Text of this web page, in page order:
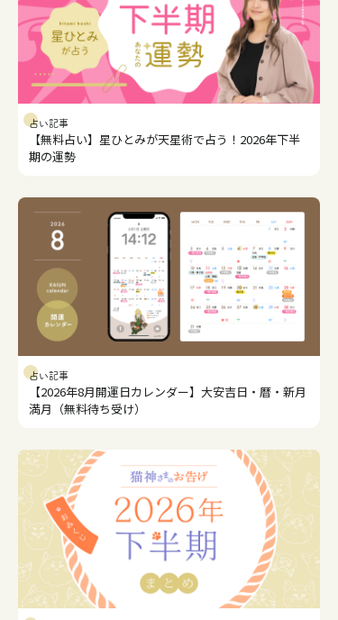
占い記事
【無料占い】星ひとみが天星術で占う！2026年下半
期の運勢
占い記事
【2026年8月開運日カレンダー】大安吉日・暦・新月
満月（無料待ち受け）